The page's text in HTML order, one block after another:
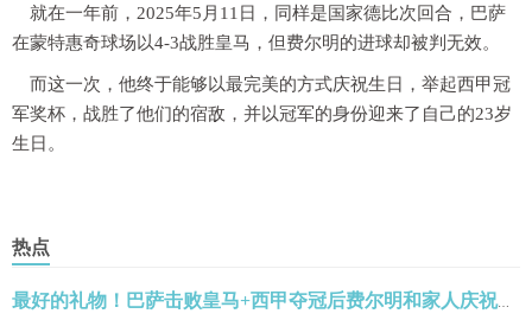
就在一年前，2025年5月11日，同样是国家德比次回合，巴萨
在蒙特惠奇球场以4-3战胜皇马，但费尔明的进球却被判无效。
而这一次，他终于能够以最完美的方式庆祝生日，举起西甲冠
军奖杯，战胜了他们的宿敌，并以冠军的身份迎来了自己的23岁
生日。
热点
最好的礼物！巴萨击败皇马+西甲夺冠后费尔明和家人庆祝生日